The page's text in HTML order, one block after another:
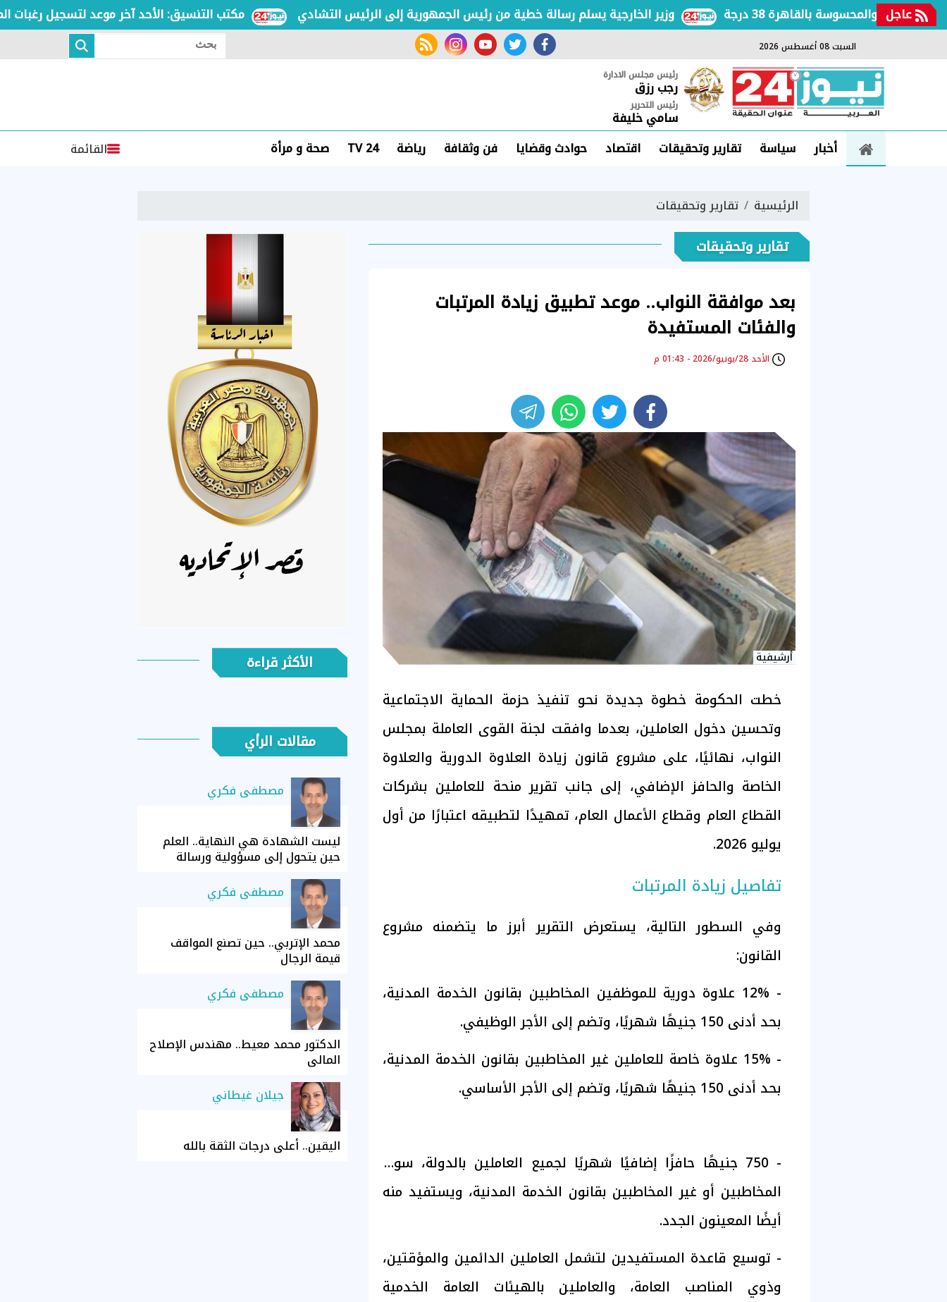
عاجل مكتب التنسيق: الأحد آخر موعد لتسجيل رغبات وزير الخارجية يسلم رسالة خطية من رئيس الجمهورية إلى الرئيس التشادي والمحسوسة بالقاهرة 38 درجة
السبت 08 أغسطس 2026 facebook
twitter
youtube
instagram
rss feed
بحث
رئيس مجلس الادارة
رجب رزق
رئيس التحرير
سامي خليفة
أخبار
سياسة تقارير وتحقيقات اقتصاد حوادث وقضايا فن وثقافة رياضة TV 24 صحة و مرأة القائمة
الرئيسية تقارير وتحقيقات
تقارير وتحقيقات
بعد موافقة النواب.. موعد تطبيق زيادة المرتبات
والفئات المستفيدة
الأحد 28/يونيو/2026 - 01:43 م
أرشيفية
خطت الحكومة خطوة جديدة نحو تنفيذ حزمة الحماية الاجتماعية
وتحسين دخول العاملين، بعدما وافقت لجنة القوى العاملة بمجلس
النواب، نهائيًا، على مشروع قانون زيادة العلاوة الدورية والعلاوة
الخاصة والحافز الإضافي، إلى جانب تقرير منحة للعاملين بشركات
القطاع العام وقطاع الأعمال العام، تمهيدًا لتطبيقه اعتبارًا من أول
يوليو 2026.
تفاصيل زيادة المرتبات
وفي السطور التالية، يستعرض التقرير أبرز ما يتضمنه مشروع
القانون:
- 12% علاوة دورية للموظفين المخاطبين بقانون الخدمة المدنية،
بحد أدنى 150 جنيهًا شهريًا، وتضم إلى الأجر الوظيفي.
- 15% علاوة خاصة للعاملين غير المخاطبين بقانون الخدمة المدنية،
بحد أدنى 150 جنيهًا شهريًا، وتضم إلى الأجر الأساسي.
- 750 جنيهًا حافزًا إضافيًا شهريًا لجميع العاملين بالدولة، سواء
المخاطبين أو غير المخاطبين بقانون الخدمة المدنية، ويستفيد منه
أيضًا المعينون الجدد.
- توسيع قاعدة المستفيدين لتشمل العاملين الدائمين والمؤقتين،
وذوي المناصب العامة، والعاملين بالهيئات العامة الخدمية
الأكثر قراءة
مقالات الرأي
مصطفى فكري
ليست الشهادة هي النهاية.. العلم
حين يتحول إلى مسؤولية ورسالة
مصطفى فكري
محمد الإتربي.. حين تصنع المواقف
قيمة الرجال
مصطفى فكري
الدكتور محمد معيط.. مهندس الإصلاح
المالي
جيلان غيطاني
اليقين.. أعلى درجات الثقة بالله